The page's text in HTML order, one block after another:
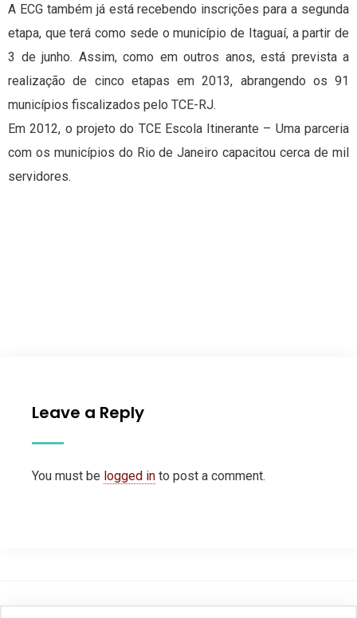
A ECG também já está recebendo inscrições para a segunda
etapa, que terá como sede o município de Itaguaí, a partir de
3 de junho. Assim, como em outros anos, está prevista a
realização de cinco etapas em 2013, abrangendo os 91
municípios fiscalizados pelo TCE-RJ.
Em 2012, o projeto do TCE Escola Itinerante – Uma parceria
com os municípios do Rio de Janeiro capacitou cerca de mil
servidores.
Leave a Reply
You must be logged in to post a comment.